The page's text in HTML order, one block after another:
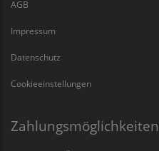
AGB
Impressum
Datenschutz
Cookieeinstellungen
Zahlungsmöglichkeiten